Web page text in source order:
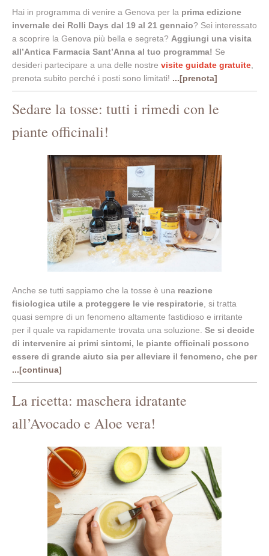
Hai in programma di venire a Genova per la prima edizione
invernale dei Rolli Days dal 19 al 21 gennaio? Sei interessato
a scoprire la Genova più bella e segreta? Aggiungi una visita
all’Antica Farmacia Sant’Anna al tuo programma! Se
desideri partecipare a una delle nostre visite guidate gratuite
prenota subito perché i posti sono limitati! ...[prenota]
Sedare la tosse: tutti i rimedi con le
piante officinali!
Anche se tutti sappiamo che la tosse è una reazione
fisiologica utile a proteggere le vie respiratorie , si tratta
quasi sempre di un fenomeno altamente fastidioso e irritante
per il quale va rapidamente trovata una soluzione. Se si decide
di intervenire ai primi sintomi, le piante officinali possono
essere di grande aiuto sia per alleviare il fenomeno, che per
...[continua]
La ricetta: maschera idratante
all’Avocado e Aloe vera!